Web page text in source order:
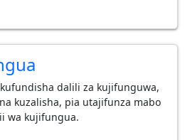
dalili za kujifunguwa,
kuzalisha, pia utajifunza mabo
wa kujifungua.